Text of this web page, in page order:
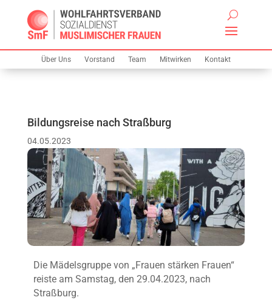
Über Uns Vorstand Team Mitwirken Kontakt
Bildungsreise nach Straßburg
04.05.2023
Die Mädelsgruppe von „Frauen stärken Frauen“
reiste am Samstag, den 29.04.2023, nach
Straßburg.